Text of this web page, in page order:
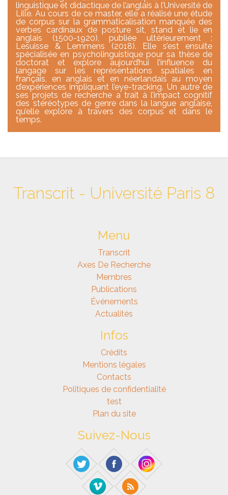
linguistique et didactique de l’anglais à l’Université de
Lille. Au cours de ce master, elle a réalisé une étude
de corpus sur la grammaticalisation manquée des
verbes cardinaux de posture sit, stand et lie en
anglais (1500-1920), publiée ultérieurement :
Lesuisse & Lemmens (2018). Elle s’est ensuite
spécialisée en psycholinguistique pour sa thèse de
doctorat et explore aujourd’hui l’influence du
langage sur les représentations spatiales en
français, en anglais et en néerlandais au moyen
d’expériences impliquant l’eye-tracking. Un autre de
ses projets de recherche a trait à l’impact cognitif
des stéréotypes de genre dans la langue anglaise,
qu’elle explore à travers des corpus et dans le
temps.
Transcrit - Université Paris 8
Menu
Transcrit
Axes De Recherche
Membres
Publications
Événements
Actualités
Infos
Crédits
Mentions légales
Contacts
Politiques de confidentialité
test
Plan du site
Suivez-Nous